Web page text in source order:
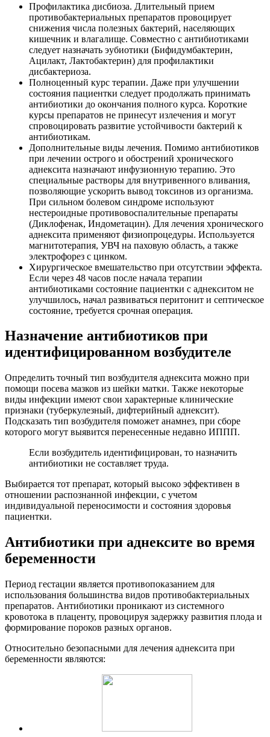
Профилактика дисбиоза. Длительный прием
противобактериальных препаратов провоцирует
снижения числа полезных бактерий, населяющих
кишечник и влагалище. Совместно с антибиотиками
следует назначать эубиотики (Бифидумбактерин,
Ацилакт, Лактобактерин) для профилактики
дисбактериоза.
Полноценный курс терапии. Даже при улучшении
состояния пациентки следует продолжать принимать
антибиотики до окончания полного курса. Короткие
курсы препаратов не принесут излечения и могут
спровоцировать развитие устойчивости бактерий к
антибиотикам.
Дополнительные виды лечения. Помимо антибиотиков
при лечении острого и обострений хронического
аднексита назначают инфузионную терапию. Это
специальные растворы для внутривенного вливания,
позволяющие ускорить вывод токсинов из организма.
При сильном болевом синдроме используют
нестероидные противовоспалительные препараты
(Диклофенак, Индометацин). Для лечения хронического
аднексита применяют физиопроцедуры. Используется
магнитотерапия, УВЧ на паховую область, а также
электрофорез с цинком.
Хирургическое вмешательство при отсутствии эффекта.
Если через 48 часов после начала терапии
антибиотиками состояние пациентки с аднекситом не
улучшилось, начал развиваться перитонит и септическое
состояние, требуется срочная операция.
Назначение антибиотиков при
идентифицированном возбудителе
Определить точный тип возбудителя аднексита можно при
помощи посева мазков из шейки матки. Также некоторые
виды инфекции имеют свои характерные клинические
признаки (туберкулезный, дифтерийный аднексит).
Подсказать тип возбудителя поможет анамнез, при сборе
которого могут выявится перенесенные недавно ИППП.
Если возбудитель идентифицирован, то назначить
антибиотики не составляет труда.
Выбирается тот препарат, который высоко эффективен в
отношении распознанной инфекции, с учетом
индивидуальной переносимости и состояния здоровья
пациентки.
Антибиотики при аднексите во время
беременности
Период гестации является противопоказанием для
использования большинства видов противобактериальных
препаратов. Антибиотики проникают из системного
кровотока в плаценту, провоцируя задержку развития плода и
формирование пороков разных органов.
Относительно безопасными для лечения аднексита при
беременности являются: